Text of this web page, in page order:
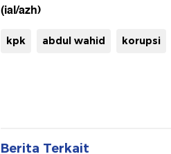
(ial/azh)
kpk abdul wahid korupsi
Berita Terkait